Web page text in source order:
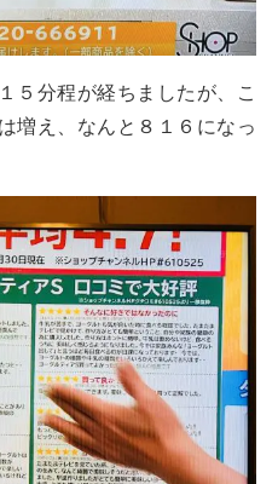
５分程が経ちましたが、こ
増え、なんと８１６になっ